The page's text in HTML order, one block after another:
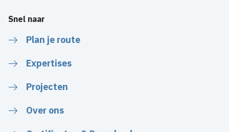
Snel naar
Plan je route
Expertises
Projecten
Over ons